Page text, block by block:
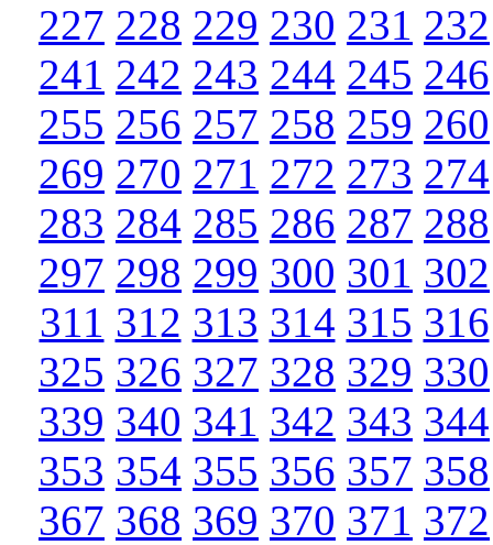
227 228 229 230 231 232
241 242 243 244 245 246
255 256 257 258 259 260
269 270 271 272 273 274
283 284 285 286 287 288
297 298 299 300 301 302
311 312 313 314 315 316
325 326 327 328 329 330
339 340 341 342 343 344
353 354 355 356 357 358
367 368 369 370 371 372